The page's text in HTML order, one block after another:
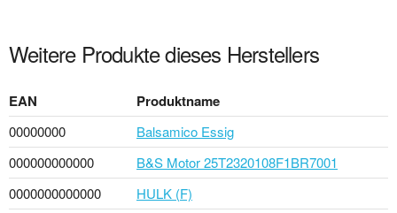
Weitere Produkte dieses Herstellers
EAN Produktname
00000000
Balsamico Essig
000000000000
B&S Motor 25T2320108F1BR7001
0000000000000
HULK (F)